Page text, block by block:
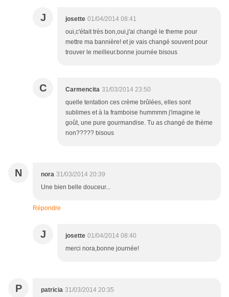
J josette 01/04/2014 08:41
oui,c'était très bon,oui,j'ai changé le theme pour
mettre ma bannière! et je vais changé souvent pour
trouver le meilleur.bonne journée bisous
C Carmencita 31/03/2014 23:50
quelle tentation ces crème brûlées, elles sont
sublimes et à la framboise hummmm j'imagine le
goût, une pure gourmandise. Tu as changé de thème
non????? bisous
N nora 31/03/2014 20:39
Une bien belle douceur...
Répondre
J josette 01/04/2014 08:40
merci nora,bonne journée!
P patricia 31/03/2014 20:35